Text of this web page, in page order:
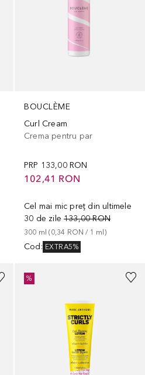
BOUCLÈME
Curl Cream
Crema pentru par
PRP 133,00 RON
102,41 RON
Cel mai mic preț din ultimele
30 de zile 133,00 RON
300 ml (0,34 RON / 1 ml )
Cod : EXTRA5%
%